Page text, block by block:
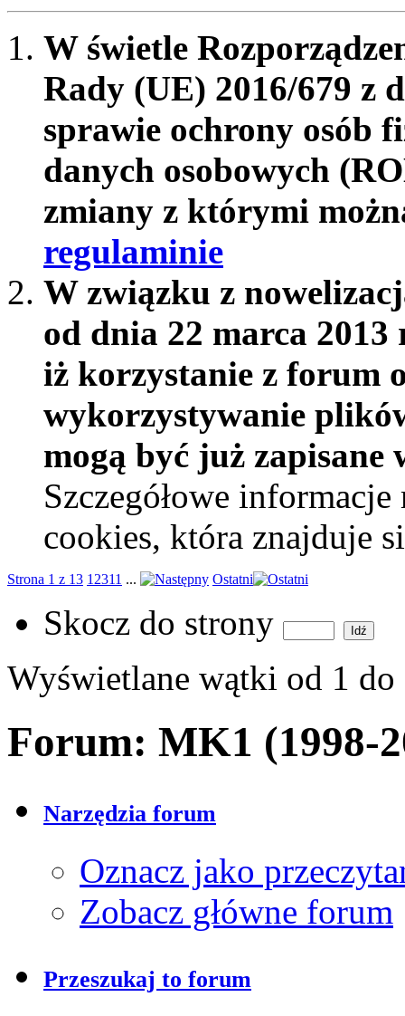
W świetle
Rady (UE) 2016/679 z
sprawie ochrony osób
danych osobowych
zmiany z którymi
regulaminie
W związku z
od dnia 22 marca
iż korzystanie z forum
wykorzystywanie
mogą być już
Szczegółowe
cookies, która znajduje
Strona 1 z 13 1 2311 ... Ostatni
Skocz do strony
Wyświetlane wątki od 1 do
Forum: MK1 (1998-
Narzędzia forum
Oznacz jako
Zobacz główne forum
Przeszukaj to forum